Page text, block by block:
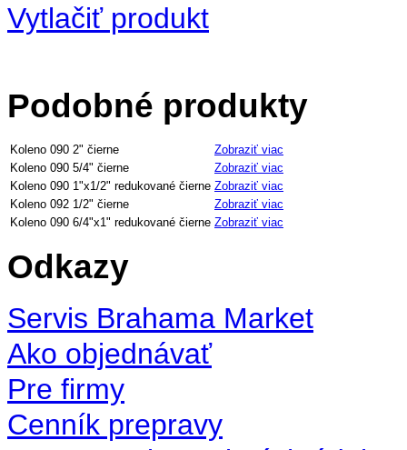
Vytlačiť produkt
Podobné produkty
Koleno 090 2" čierne
Zobraziť viac
Koleno 090 5/4" čierne
Zobraziť viac
Koleno 090 1"x1/2" redukované čierne Zobraziť viac
Koleno 092 1/2" čierne
Zobraziť viac
Koleno 090 6/4"x1" redukované čierne Zobraziť viac
Odkazy
Servis Brahama Market
Ako objednávať
Pre firmy
Cenník prepravy